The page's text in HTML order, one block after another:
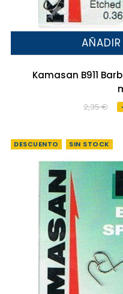
Kamasan B911
2,35 €
DESCUENTO SIN STOCK